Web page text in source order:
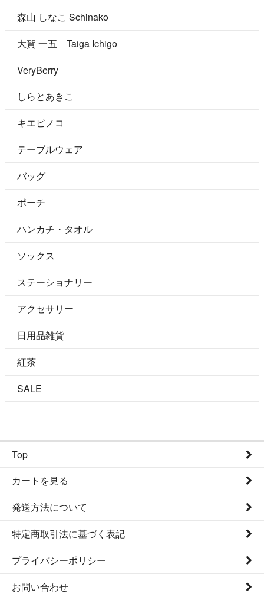
森山 しなこ Schinako
大賀 一五 Taiga Ichigo
VeryBerry
しらとあきこ
キエピノコ
テーブルウェア
バッグ
ポーチ
ハンカチ・タオル
ソックス
ステーショナリー
アクセサリー
日用品雑貨
紅茶
SALE
Top
カートを見る
発送方法について
特定商取引法に基づく表記
プライバシーポリシー
お問い合わせ